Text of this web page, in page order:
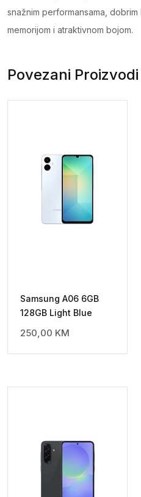
snažnim performansama,
memorijom i atraktivnom bojom.
Povezani Proizvodi
Samsung A06 6GB
128GB Light Blue
250,00 KM